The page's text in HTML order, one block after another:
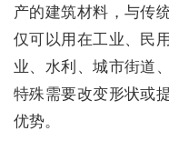
产的建筑材料，与传
仅可以用在工业、民
业、水利、城市街道
特殊需要改变形状或
优势。